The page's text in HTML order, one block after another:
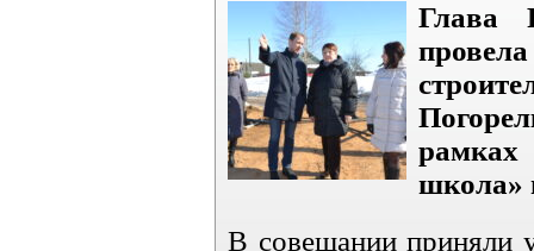
Глава
рамках
школа»
В совещании приняли